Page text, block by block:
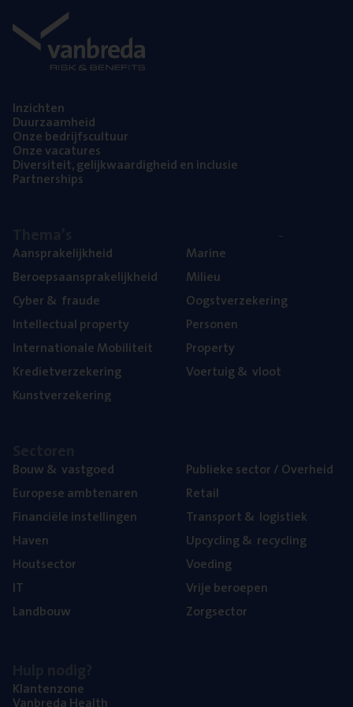
Inzich­ten
Duur­zaam­heid
Onze bedrijfs­cul­tuur
Onze vaca­tu­res
Diver­si­teit, gelijk­waar­dig­heid en inclusie
Part­ner­ships
Aan­spra­ke­lijk­heid
Beroeps­aan­spra­ke­lijk­heid
Cyber& fraude
Intel­lec­tu­al property
Inter­na­ti­o­na­le Mobiliteit
Kre­diet­ver­ze­ke­ring
Kunst­ver­ze­ke­ring
Mari­ne
Mili­eu
Oogst­ver­ze­ke­ring
Per­so­nen
Pro­per­ty
Voer­tuig& vloot
Bouw& vastgoed
Euro­pe­se ambtenaren
Finan­ci­ë­le instellingen
Haven
Hout­sec­tor
IT
Land­bouw
Publie­ke sec­tor / Overheid
Retail
Trans­port& logistiek
Upcy­cling& recycling
Voe­ding
Vrije beroe­pen
Zorg­sec­tor
Klan­ten­zo­ne
Van­b­re­da Health